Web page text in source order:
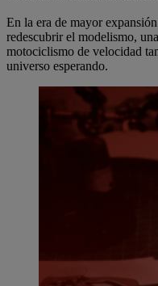
En la era de mayor
redescubrir el modelismo,
motociclismo de velocidad
universo esperando.